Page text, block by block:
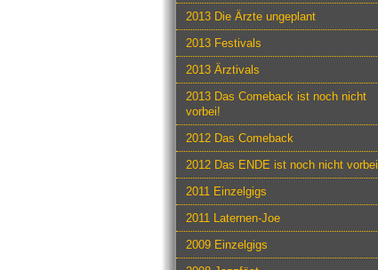
2013 Die Ärzte ungeplant
2013 Festivals
2013 Ärztivals
2013 Das Comeback ist noch nicht
vorbei!
2012 Das Comeback
2012 Das ENDE ist noch nicht vorbei
2011 Einzelgigs
2011 Laternen-Joe
2009 Einzelgigs